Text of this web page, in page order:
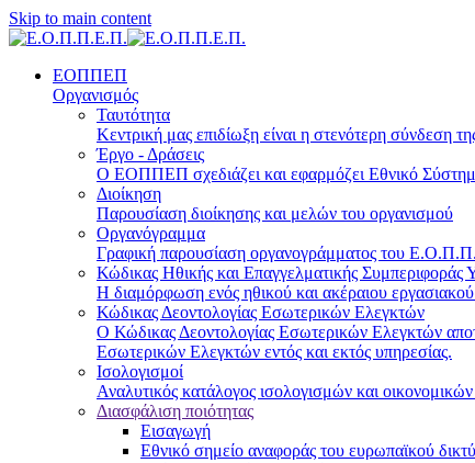
Skip to main content
ΕΟΠΠΕΠ
Οργανισμός
Ταυτότητα
Κεντρική μας επιδίωξη είναι η στενότερη σύνδεση
Έργο - Δράσεις
Ο ΕΟΠΠΕΠ σχεδιάζει και εφαρμόζει Eθνικό
Διοίκηση
Παρουσίαση διοίκησης και μελών του οργανισμού
Οργανόγραμμα
Γραφική παρουσίαση οργανογράμματος του
Κώδικας Ηθικής και Επαγγελματικής
Η διαμόρφωση ενός ηθικού και ακέραιου εργασιακού
Κώδικας Δεοντολογίας Εσωτερικών Ελεγκτών
Ο Κώδικας Δεοντολογίας Εσωτερικών Ελεγκτών
Εσωτερικών Ελεγκτών εντός και εκτός υπηρεσίας.
Ισολογισμοί
Αναλυτικός κατάλογος ισολογισμών και
Διασφάλιση ποιότητας
Εισαγωγή
Εθνικό σημείο αναφοράς του ευρωπαϊκού